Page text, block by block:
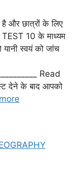
और छात्रों के लिए
10 के माध्यम
स्वयं को जांच
Read
देने के बाद आपको